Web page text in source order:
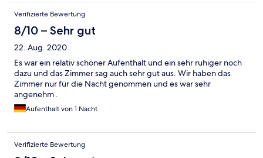
Katze mitbringen, der Chef sagte nur den Hund für 10€, die an
der Rezeption sagte klar darf man auch seine Katze mitbringen
und auf dem Zettel im Zimmer stand das Haustiere komplett
verboten sind. Ein wenig mehr Absprache wäre wünschenswert
denn es ist total verwirrend wenn jeder was anderes sagt. Was
super war war das Motorboot fahren. Kostet nicht viel und kann
ich jedem empfehlen der dort in dem Hotel Urlaub macht.
Verifizierte Bewertung
8/10 – Sehr gut
22. Aug. 2020
Es war ein relativ schöner Aufenthalt und ein sehr ruhiger noch
dazu und das Zimmer sag auch sehr gut aus. Wir haben das
Zimmer nur für die Nacht genommen und es war sehr
angenehm .
Aufenthalt von 1 Nacht
Verifizierte Bewertung